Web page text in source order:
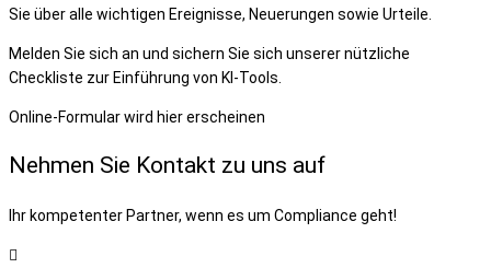
Sie über alle wichtigen Ereignisse, Neuerungen sowie Urteile.
Melden Sie sich an und sichern Sie sich unserer nützliche
Checkliste zur Einführung von KI-Tools.
Online-Formular wird hier erscheinen
Nehmen Sie Kontakt zu uns auf
Ihr kompetenter Partner, wenn es um Compliance geht!